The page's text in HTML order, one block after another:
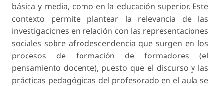
básica y media, como en la educación superior. Este
contexto permite plantear la relevancia de las
investigaciones en relación con las representaciones
sociales sobre afrodescendencia que surgen en los
procesos de formación de formadores (el
pensamiento docente), puesto que el discurso y las
prácticas pedagógicas del profesorado en el aula se